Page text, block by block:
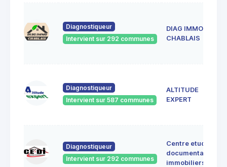
Diagnostiqueur
Intervient sur 292 communes
DIAG IMMO
CHABLAIS
Diagnostiqueur
Intervient sur 587 communes
ALTITUDE
EXPERT
Diagnostiqueur
Intervient sur 292 communes
Centre etudes
documentation
immobiliers